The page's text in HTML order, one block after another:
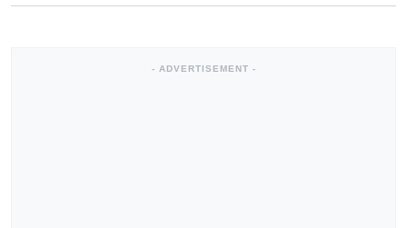
- ADVERTISEMENT -